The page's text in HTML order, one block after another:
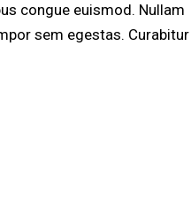
congue euismod. Nullam
sem egestas. Curabitur